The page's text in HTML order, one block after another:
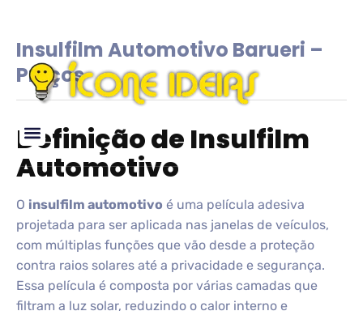
Insulfilm Automotivo Barueri –
Preços
Definição de Insulfilm
Automotivo
O insulfilm automotivo é uma película adesiva
projetada para ser aplicada nas janelas de veículos,
com múltiplas funções que vão desde a proteção
contra raios solares até a privacidade e segurança.
Essa película é composta por várias camadas que
filtram a luz solar, reduzindo o calor interno e